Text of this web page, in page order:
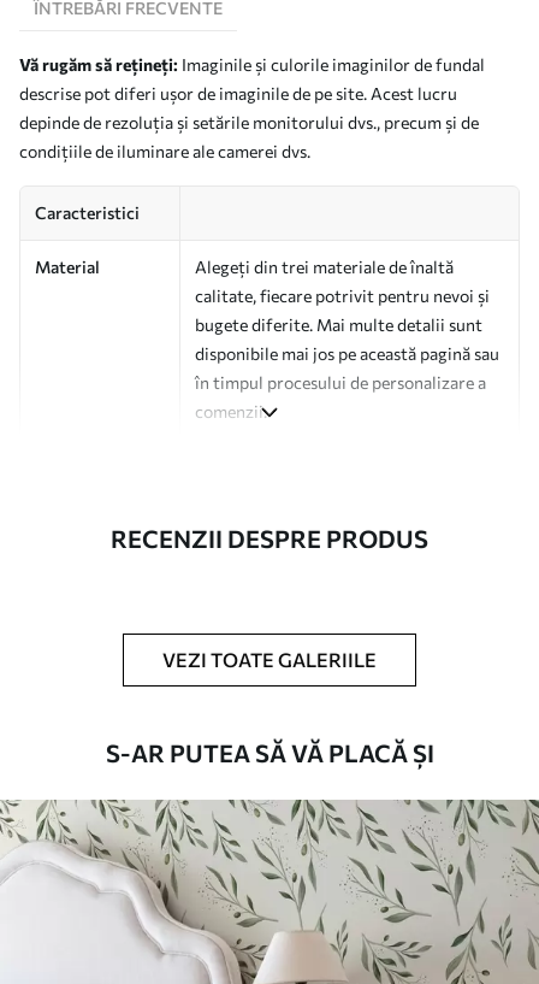
ÎNTREBĂRI FRECVENTE
Vă rugăm să rețineți: Imaginile și culorile imaginilor de fundal
descrise pot diferi ușor de imaginile de pe site. Acest lucru
depinde de rezoluția și setările monitorului dvs., precum și de
condițiile de iluminare ale camerei dvs.
Caracteristici
Material
Alegeți din trei materiale de înaltă
calitate, fiecare potrivit pentru nevoi și
bugete diferite. Mai multe detalii sunt
disponibile mai jos pe această pagină sau
în timpul procesului de personalizare a
comenzii.
articolului
Tipărit la comandă și livrat în role de
până la 50 cm lățime.
suplimentare
Disponibil cu strat de lac și/sau adeziv
pentru tapet.
Curățare
Se poate curăța ușor cu un burete moale.
Fototapetul cu strat de lac poate fi
curățat cu apă.
Aplicare fără cusături
RECENZII DESPRE PRODUS
VEZI TOATE GALERIILE
S-AR PUTEA SĂ VĂ PLACĂ ȘI